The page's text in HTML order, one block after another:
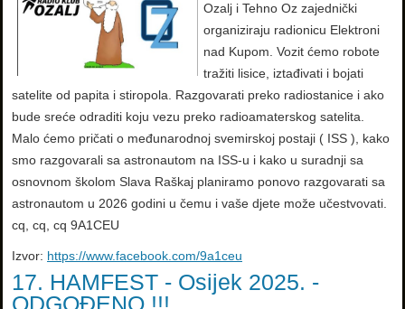
Ozalj i Tehno Oz zajednički
organiziraju radionicu Elektroni
nad Kupom. Vozit ćemo robote
tražiti lisice, iztađivati i bojati
satelite od papita i stiropola. Razgovarati preko radiostanice i ako
bude sreće odraditi koju vezu preko radioamaterskog satelita.
Malo ćemo pričati o međunarodnoj svemirskoj postaji ( ISS ), kako
smo razgovarali sa astronautom na ISS-u i kako u suradnji sa
osnovnom školom Slava Raškaj planiramo ponovo razgovarati sa
astronautom u 2026 godini u čemu i vaše djete može učestvovati.
cq, cq, cq 9A1CEU
Izvor: https://www.facebook.com/9a1ceu
17. HAMFEST - Osijek 2025. -
ODGOĐENO !!!